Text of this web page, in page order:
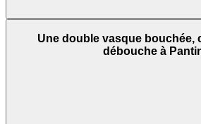
Une double vasque bouchée,
débouche à